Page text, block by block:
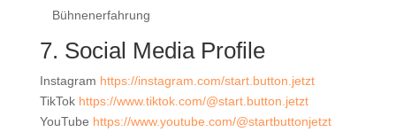
Bühnenerfahrung
7. Social Media Profile
Instagram https://instagram.com/start.button.jetzt
TikTok https://www.tiktok.com/@start.button.jetzt
YouTube https://www.youtube.com/@startbuttonjetzt